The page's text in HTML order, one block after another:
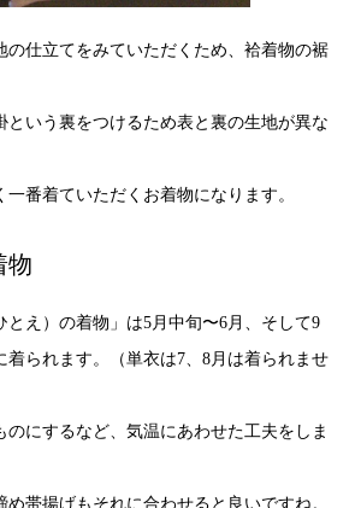
の仕立てをみていただくため、袷着物の裾
という裏をつけるため表と裏の生地が異な
番着ていただくお着物になります。
物
とえ）の着物」は5月中旬〜6月、そして9
着られます。（単衣は7、8月は着られませ
のにするなど、気温にあわせた工夫をしま
帯揚げもそれに合わせると良いですね。